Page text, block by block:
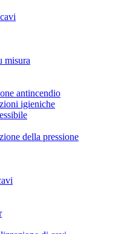
misura
antincendio
igieniche
della pressione